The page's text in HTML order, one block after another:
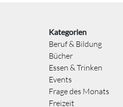
Kategorien
Beruf & Bildung
Bücher
Essen & Trinken
Events
Frage des Monats
Freizeit